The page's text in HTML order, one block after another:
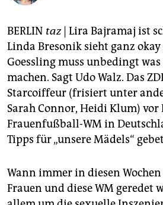
abo
genossenschaft
epaper login
BERLIN taz| Lira Bajramaj ist
Linda Bresonik sieht ganz okay
Goessling muss unbedingt
machen. Sagt Udo Walz. Das
Starcoiffeur (frisiert unter
Sarah Connor, Heidi Klum) vor
Frauenfußball-WM in
Tipps für „unsere Mädels“
Wann immer in diesen
Frauen und diese WM geredet